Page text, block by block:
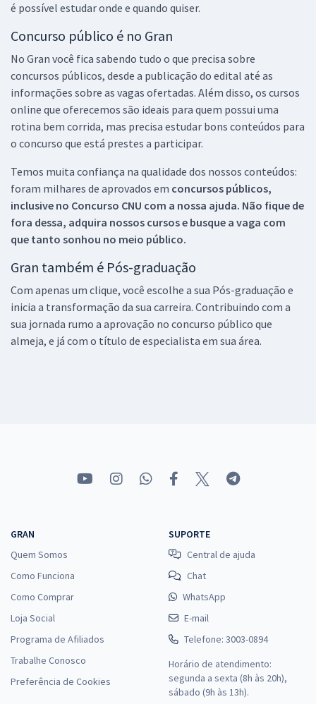
é possível estudar onde e quando quiser.
Concurso público é no Gran
No Gran você fica sabendo tudo o que precisa sobre
concursos públicos, desde a publicação do edital até as
informações sobre as vagas ofertadas. Além disso, os cursos
online que oferecemos são ideais para quem possui uma
rotina bem corrida, mas precisa estudar bons conteúdos para
o concurso que está prestes a participar.
Temos muita confiança na qualidade dos nossos conteúdos:
foram milhares de aprovados em concursos públicos,
inclusive no Concurso CNU com a nossa ajuda. Não fique de
fora dessa, adquira nossos cursos e busque a vaga com
que tanto sonhou no meio público.
Gran também é Pós-graduação
Com apenas um clique, você escolhe a sua Pós-graduação e
inicia a transformação da sua carreira. Contribuindo com a
sua jornada rumo a aprovação no concurso público que
almeja, e já com o título de especialista em sua área.
GRAN
Quem Somos
Como Funciona
Como Comprar
Loja Social
Programa de Afiliados
Trabalhe Conosco
Preferência de Cookies
SUPORTE
Central de ajuda
Chat
WhatsApp
E-mail
Telefone: 3003-0894
Horário de atendimento:
segunda a sexta (8h às 20h),
sábado (9h às 13h).